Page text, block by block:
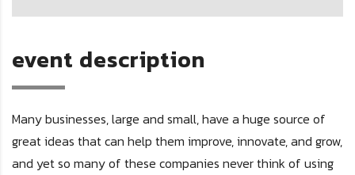
event description
Many businesses, large and small, have a huge source of
great ideas that can help them improve, innovate, and grow,
and yet so many of these companies never think of using